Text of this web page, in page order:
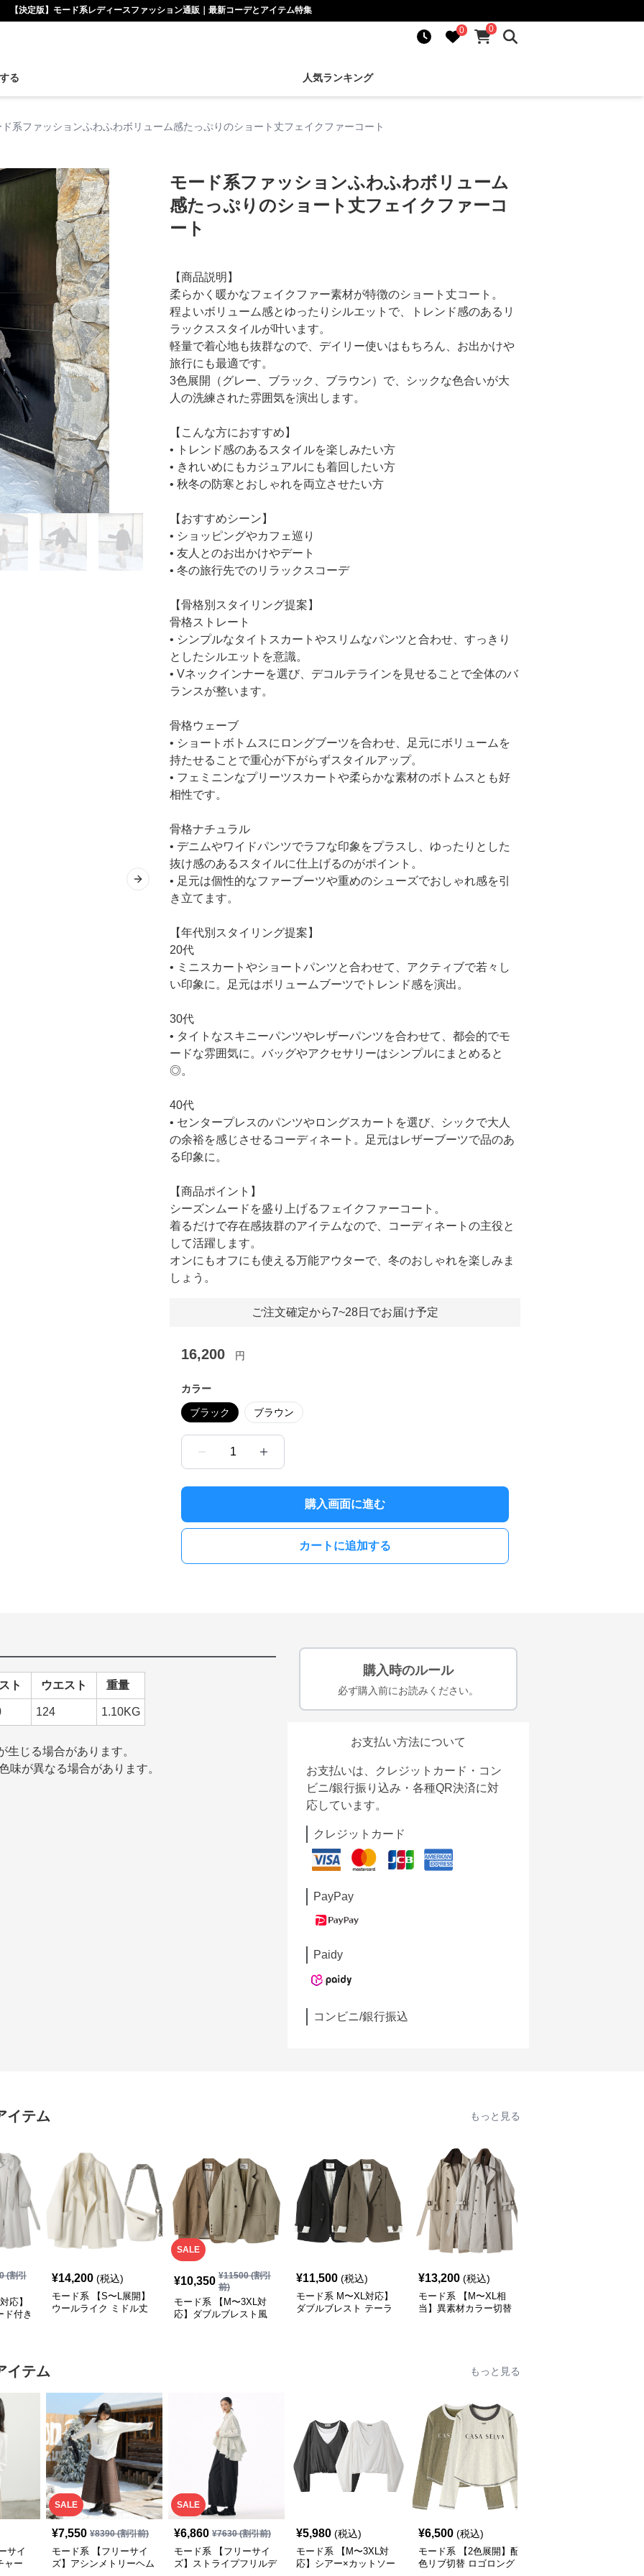
【決定版】モード系レディースファッション通販｜最新コーデとアイテム特集
0
0
る 人気ランキング
ド系ファッションふわふわボリューム感たっぷりのショート丈フェイクファーコート
Next slide
モード系ファッションふわふわボリューム
感たっぷりのショート丈フェイクファーコ
ート
【商品説明】
柔らかく暖かなフェイクファー素材が特徴のショート丈コート。
程よいボリューム感とゆったりシルエットで、トレンド感のあるリ
ラックススタイルが叶います。
軽量で着心地も抜群なので、デイリー使いはもちろん、お出かけや
旅行にも最適です。
3色展開（グレー、ブラック、ブラウン）で、シックな色合いが大
人の洗練された雰囲気を演出します。
【こんな方におすすめ】
• トレンド感のあるスタイルを楽しみたい方
• きれいめにもカジュアルにも着回したい方
• 秋冬の防寒とおしゃれを両立させたい方
【おすすめシーン】
• ショッピングやカフェ巡り
• 友人とのお出かけやデート
• 冬の旅行先でのリラックスコーデ
【骨格別スタイリング提案】
骨格ストレート
• シンプルなタイトスカートやスリムなパンツと合わせ、すっきり
としたシルエットを意識。
• Vネックインナーを選び、デコルテラインを見せることで全体のバ
ランスが整います。
骨格ウェーブ
• ショートボトムスにロングブーツを合わせ、足元にボリュームを
持たせることで重心が下がらずスタイルアップ。
• フェミニンなプリーツスカートや柔らかな素材のボトムスとも好
相性です。
骨格ナチュラル
• デニムやワイドパンツでラフな印象をプラスし、ゆったりとした
抜け感のあるスタイルに仕上げるのがポイント。
• 足元は個性的なファーブーツや重めのシューズでおしゃれ感を引
き立てます。
【年代別スタイリング提案】
20代
• ミニスカートやショートパンツと合わせて、アクティブで若々し
い印象に。足元はボリュームブーツでトレンド感を演出。
30代
• タイトなスキニーパンツやレザーパンツを合わせて、都会的でモ
ードな雰囲気に。バッグやアクセサリーはシンプルにまとめると
◎。
40代
• センタープレスのパンツやロングスカートを選び、シックで大人
の余裕を感じさせるコーディネート。足元はレザーブーツで品のあ
る印象に。
【商品ポイント】
シーズンムードを盛り上げるフェイクファーコート。
着るだけで存在感抜群のアイテムなので、コーディネートの主役と
して活躍します。
オンにもオフにも使える万能アウターで、冬のおしゃれを楽しみま
しょう。
ご注文確定から7~28日でお届け予定
16,200 円
カラー
ブラック ブラウン
1
購入画面に進む
カートに追加する
ト ウエスト 重量
124 1.10KG
じる場合があります。
味が異なる場合があります。
購入時のルール
必ず購入前にお読みください。
お支払い方法について
お支払いは、クレジットカード・コン
ビニ/銀行振り込み・各種QR決済に対
応しています。
クレジットカード
PayPay
Paidy
コンビニ/銀行振込
イテム もっと見る
(割引
応】
ド付き
¥14,200 (税込)
モード系 【S〜L展開】
ウールライク ミドル丈
SALE
¥10,350 ¥11500(割引
前)
モード系 【M〜3XL対
応】ダブルブレスト風
¥11,500 (税込)
モード系 M〜XL対応】
ダブルブレスト テーラ
¥13,200 (税込)
モード系 【M〜XL相
当】異素材カラー切替
イテム もっと見る
サイ
ャー
SALE
¥7,550 ¥8390(割引前)
モード系 【フリーサイ
ズ】アシンメトリーヘム
SALE
¥6,860 ¥7630(割引前)
モード系 【フリーサイ
ズ】ストライプフリルデ
¥5,980 (税込)
モード系 【M〜3XL対
応】シアー×カットソー
¥6,500 (税込)
モード系 【2色展開】配
色リブ切替 ロゴロング